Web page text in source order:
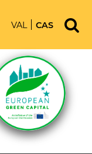
VAL CAS